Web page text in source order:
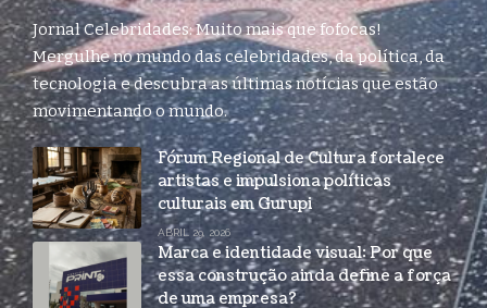
Jornal Celebridades: Muito mais que fofocas!
Mergulhe no mundo das celebridades, da política, da
tecnologia e descubra as últimas notícias que estão
movimentando o mundo.
Fórum Regional de Cultura fortalece
artistas e impulsiona políticas
culturais em Gurupi
ABRIL 29, 2026
Marca e identidade visual: Por que
essa construção ainda define a força
de uma empresa?